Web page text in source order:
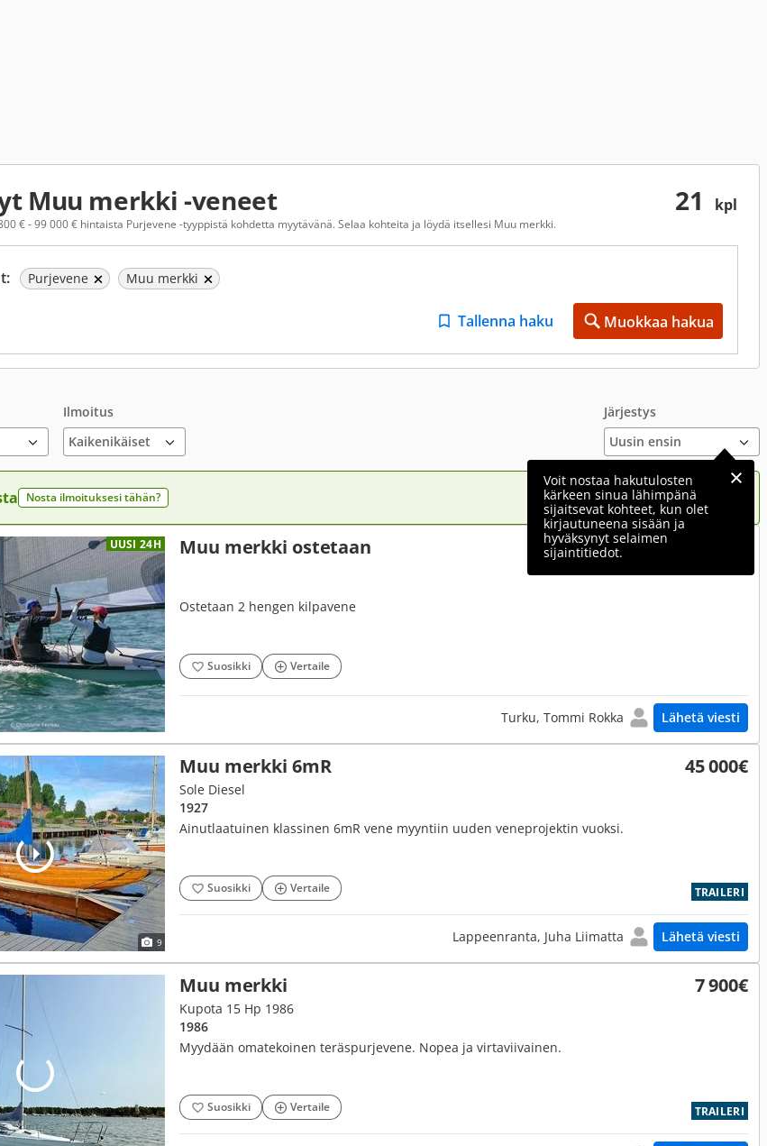
21 kpl
Muu merkki -veneet
€ - 99 000 € hintaista Purjevene -tyyppistä kohdetta myytävänä. Selaa kohteita ja löydä itsellesi Muu merkki.
Purjevene Muu merkki
Tallenna haku Muokkaa hakua
Ilmoitus Järjestys
Voit nostaa hakutulosten
kärkeen sinua lähimpänä
sijaitsevat kohteet, kun olet
kirjautuneena sisään ja
hyväksynyt selaimen
sijaintitiedot.
Nosta ilmoituksesi tähän?
UUSI 24H Muu merkki ostetaan Ei hinnoiteltu
Ostetaan 2 hengen kilpavene
Suosikki Vertaile
Turku, Tommi Rokka Lähetä viesti
9
Muu merkki 6mR 45 000€
TRAILERI
Sole Diesel
1927
Ainutlaatuinen klassinen 6mR vene myyntiin uuden veneprojektin vuoksi.
Suosikki Vertaile
Lappeenranta, Juha Liimatta Lähetä viesti
Muu merkki 7 900€
TRAILERI
Kupota 15 Hp 1986
1986
Myydään omatekoinen teräspurjevene. Nopea ja virtaviivainen.
Suosikki Vertaile